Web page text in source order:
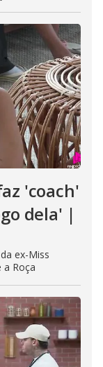
'coach'
dela' |
ex-Miss
Roça